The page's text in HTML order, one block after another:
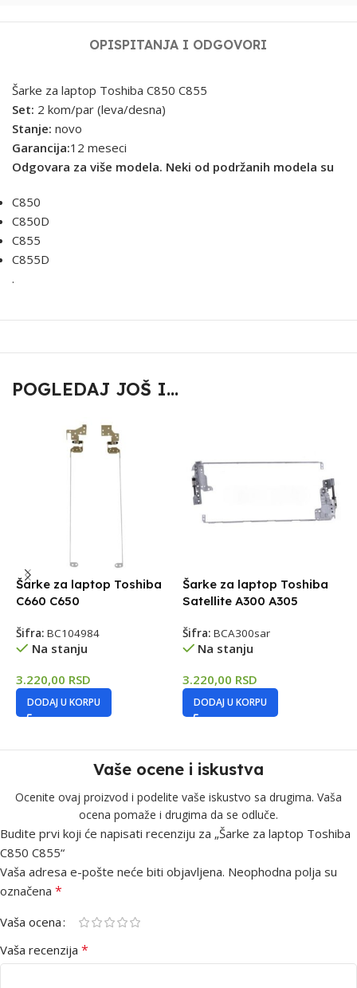
OPISPITANJA I ODGOVORI
Šarke za laptop Toshiba C850 C855
Set: 2 kom/par (leva/desna)
Stanje: novo
Garancija:12 meseci
Odgovara za više modela. Neki od podržanih modela su
C850
C850D
C855
C855D
.
POGLEDAJ JOŠ I...
Šarke za laptop Toshiba
C660 C650
Šifra: BC104984
Na stanju
3.220,00 RSD
DODAJ U KORPU
Šarke za laptop Toshiba
Satellite A300 A305
Šifra: BCA300sar
Na stanju
3.220,00 RSD
DODAJ U KORPU
Vaše ocene i iskustva
Ocenite ovaj proizvod i podelite vaše iskustvo sa drugima. Vaša
ocena pomaže i drugima da se odluče.
Budite prvi koji će napisati recenziju za „Šarke za laptop Toshiba
C850 C855“
Vaša adresa e-pošte neće biti objavljena. Neophodna polja su
označena *
Vaša ocena
Vaša recenzija *